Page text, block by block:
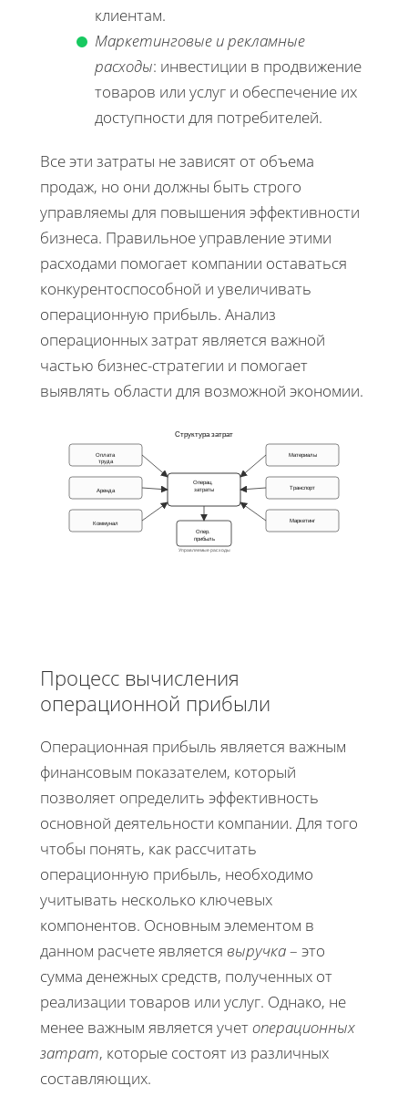
клиентам.
Маркетинговые и рекламные
расходы: инвестиции в продвижение
товаров или услуг и обеспечение их
доступности для потребителей.
Все эти затраты не зависят от объема
продаж, но они должны быть строго
управляемы для повышения эффективности
бизнеса. Правильное управление этими
расходами помогает компании оставаться
конкурентоспособной и увеличивать
операционную прибыль. Анализ
операционных затрат является важной
частью бизнес-стратегии и помогает
выявлять области для возможной экономии.
Структура затрат
Оплата
труда
Аренда
Коммунал
Материалы
Транспорт
Маркетинг
Операц.
затраты
Опер.
прибыль
Управляемые расходы
Процесс вычисления
операционной прибыли
Операционная прибыль является важным
финансовым показателем, который
позволяет определить эффективность
основной деятельности компании. Для того
чтобы понять, как рассчитать
операционную прибыль, необходимо
учитывать несколько ключевых
компонентов. Основным элементом в
данном расчете является выручка– это
сумма денежных средств, полученных от
реализации товаров или услуг. Однако, не
менее важным является учетоперационных
затрат, которые состоят из различных
составляющих.